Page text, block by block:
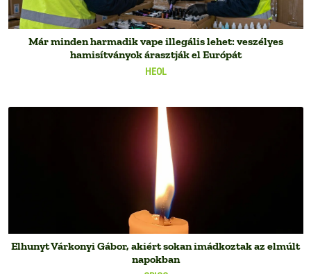
HEOL
Már minden harmadik vape illegális lehet: veszélyes
hamisítványok árasztják el Európát
Elhunyt Várkonyi Gábor, akiért sokan imádkoztak az elmúlt
napokban